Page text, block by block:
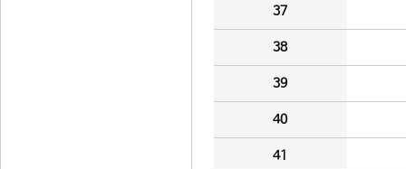
37
38
39
40
41